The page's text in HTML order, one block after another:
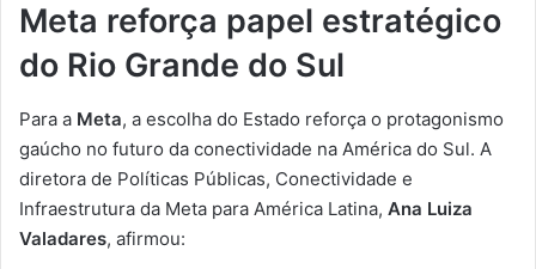
Meta reforça papel estratégico
do Rio Grande do Sul
Para a Meta, a escolha do Estado reforça o protagonismo
gaúcho no futuro da conectividade na América do Sul. A
diretora de Políticas Públicas, Conectividade e
Infraestrutura da Meta para América Latina, Ana Luiza
Valadares, afirmou: